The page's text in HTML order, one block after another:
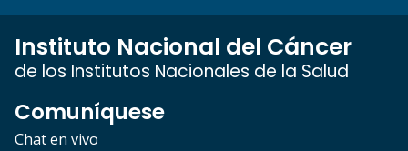
Instituto Nacional del Cáncer
de los Institutos Nacionales de la Salud
Comuníquese
Chat en vivo